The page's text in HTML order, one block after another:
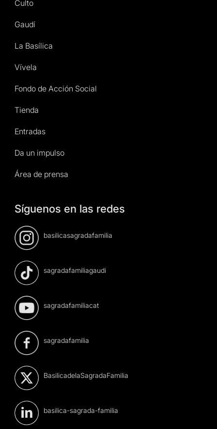
Culto
Gaudí
La Basílica
Vívela
Fondo de Acción Social
Tienda
Entradas
Da un impulso
Área de prensa
Síguenos en las redes
basilicasagradafamilia
sagradafamiliagaudi
sagradafamiliacat
sagradafamilia
BasilicadelaSagradaFamilia
basilica-sagrada-familia